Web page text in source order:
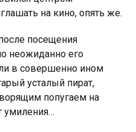
на кино, опять же.
посещения
неожиданно его
в совершенно ином
усталый пират,
попугаем на
умиления…